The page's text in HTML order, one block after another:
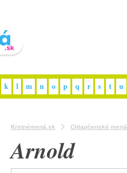
k l m n o p q r s t u
Krstnémená.sk Chlapčenské mená
Arnold